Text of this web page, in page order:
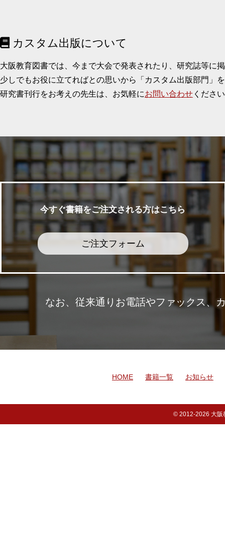
カスタム出版について
大阪教育図書では、今まで大会で発表されたり、研究誌等に
少しでもお役に立てればとの思いから「カスタム出版部門」
研究書刊行をお考えの先生は、お気軽にお問い合わせ くださ
今すぐ書籍をご注文される方はこちら
ご注文フォーム
なお、従来通りお電話やファックス、
HOME 書籍一覧 お知らせ
© 2012-2026 大阪